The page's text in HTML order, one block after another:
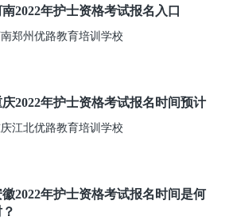
2022年护士资格考试报名入口
郑州优路教育培训学校
2022年护士资格考试报名时间预计
江北优路教育培训学校
2022年护士资格考试报名时间是何
？